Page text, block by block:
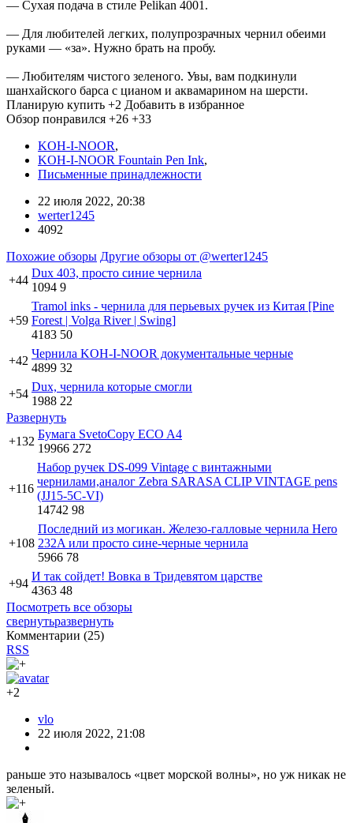
— Сухая подача в стиле Pelikan 4001.
— Для любителей легких, полупрозрачных чернил обеими
руками — «за». Нужно брать на пробу.
— Любителям чистого зеленого. Увы, вам подкинули
шанхайского барса с цианом и аквамарином на шерсти.
Планирую купить +2 Добавить в избранное
Обзор понравился +26 +33
KOH-I-NOOR,
KOH-I-NOOR Fountain Pen Ink,
Письменные принадлежности
22 июля 2022, 20:38
werter1245
4092
Похожие обзоры Другие обзоры от @werter1245
+44
Dux 403, просто синие чернила
1094 9
+59
Tramol inks - чернила для перьевых ручек из Китая [Pine
Forest | Volga River | Swing]
4183 50
+42
Чернила KOH-I-NOOR документальные черные
4899 32
+54
Dux, чернила которые смогли
1988 22
Развернуть
+132
Бумага SvetoCopy ECO A4
19966 272
+116
Набор ручек DS-099 Vintage с винтажными
чернилами,аналог Zebra SARASA CLIP VINTAGE pens
(JJ15-5C-VI)
14742 98
+108
Последний из могикан. Железо-галловые чернила Hero
232A или просто сине-черные чернила
5966 78
+94
И так сойдет! Вовка в Тридевятом царстве
4363 48
Посмотреть все обзоры
свернутьразвернуть
Комментарии (25)
RSS
+2
vlo
22 июля 2022, 21:08
раньше это называлось «цвет морской волны», но уж никак не
зеленый.